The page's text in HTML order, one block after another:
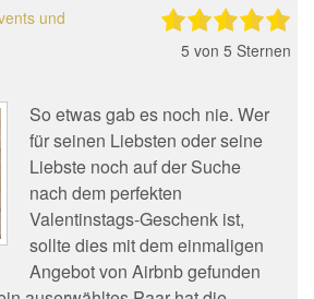
und
5 von 5 Sternen
So etwas gab es noch nie. Wer
für seinen Liebsten oder seine
Liebste noch auf der Suche
nach dem perfekten
Valentinstags-Geschenk ist,
sollte dies mit dem einmaligen
Angebot von Airbnb gefunden